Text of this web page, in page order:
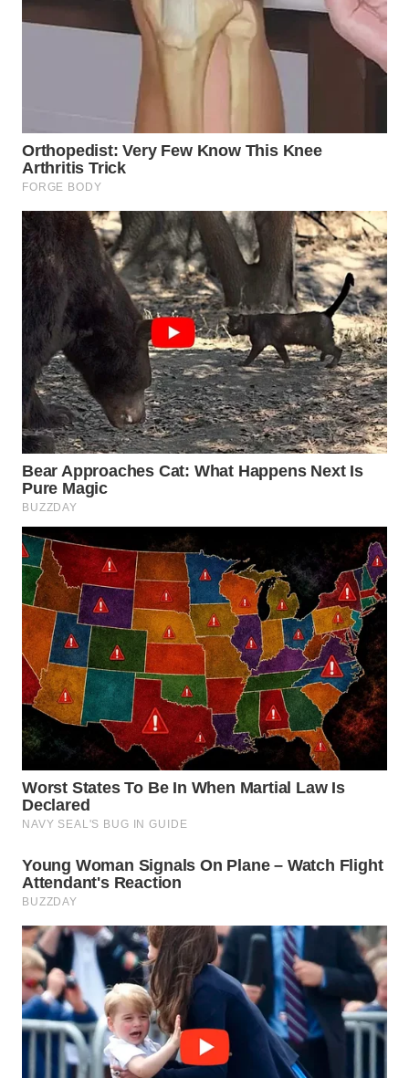
LANGKAT
WN
TANJUNG
LESUNG
WN
KARO
WN
SIMALUNGUN
WN
LABUHANBATU
WN
TAPANULI
TENGAH
SERDANG
WN
TEBING
TINGGI
WN
PAKPAK
WN
KARAWANG
WN
BEKASI
WN
BOGOR
WN
DEPOK
WN
TAPANULI
UTARA